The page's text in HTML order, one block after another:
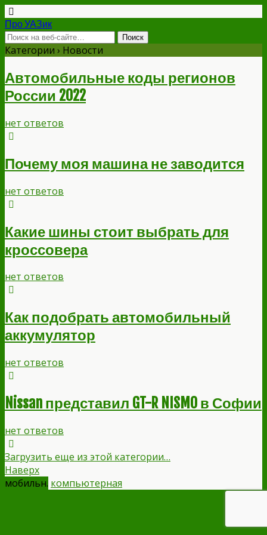
Про УАЗик
Категории › Новости
Автомобильные коды регионов
России 2022
нет ответов
Почему моя машина не заводится
нет ответов
Какие шины стоит выбрать для
кроссовера
нет ответов
Как подобрать автомобильный
аккумулятор
нет ответов
Nissan представил GT-R NISMO в Софии
нет ответов
Загрузить еще из этой категории…
Наверх
мобильн. компьютерная